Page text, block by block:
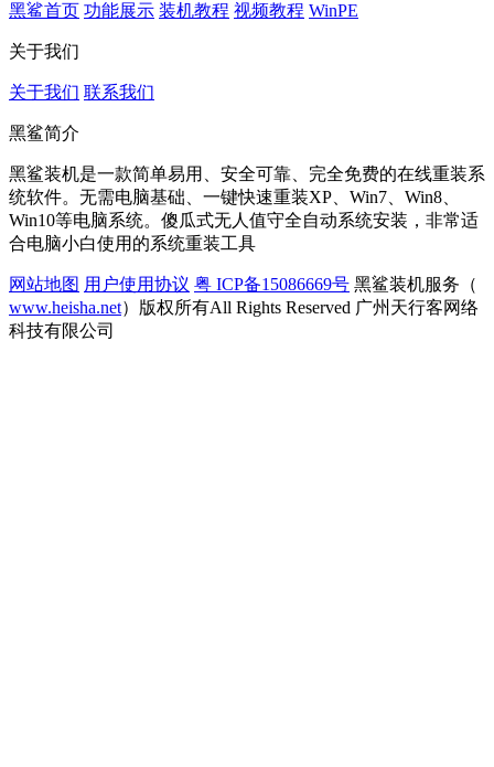
黑鲨首页 功能展示 装机教程 视频教程 WinPE
关于我们
关于我们 联系我们
黑鲨简介
黑鲨装机是一款简单易用、安全可靠、完全免费的在线重装系
统软件。无需电脑基础、一键快速重装XP、Win7、Win8、
Win10等电脑系统。傻瓜式无人值守全自动系统安装，非常适
合电脑小白使用的系统重装工具
网站地图 用户使用协议 粤 ICP备15086669号 黑鲨装机服务（
www.heisha.net）版权所有All Rights Reserved 广州天行客网络
科技有限公司